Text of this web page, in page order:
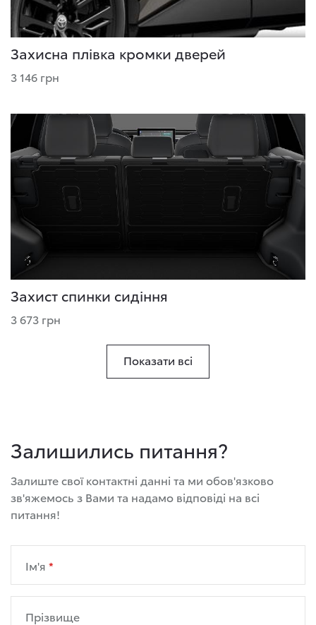
Захисна плівка кромки дверей
3 146 грн
Захист спинки сидіння
3 673 грн
Показати всі
Залишились питання?
Залиште свої контактні данні та ми обов'язково
зв'яжемось з Вами та надамо відповіді на всі
питання!
Ім'я
Прізвище